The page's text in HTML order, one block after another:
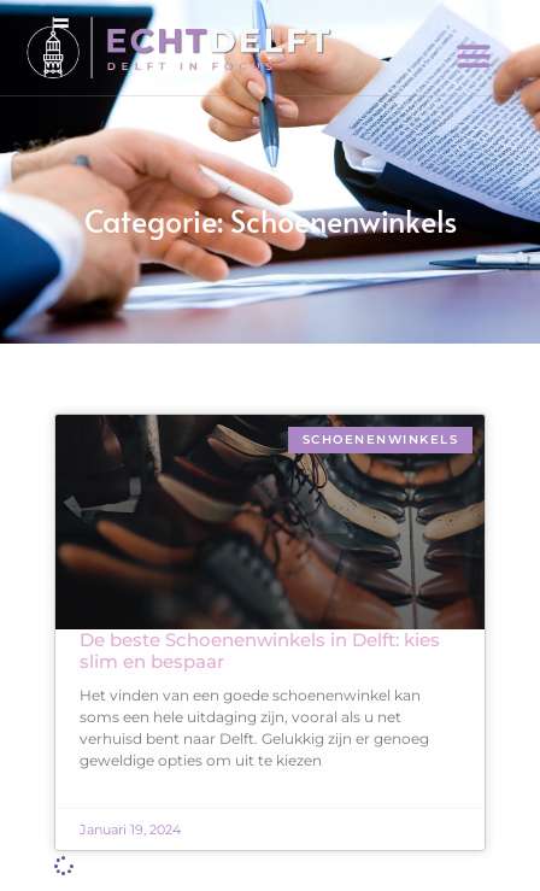
Categorie: Schoenenwinkels
SCHOENENWINKELS
De beste Schoenenwinkels in Delft: kies
slim en bespaar
Het vinden van een goede schoenenwinkel kan
soms een hele uitdaging zijn, vooral als u net
verhuisd bent naar Delft. Gelukkig zijn er genoeg
geweldige opties om uit te kiezen
Januari 19, 2024